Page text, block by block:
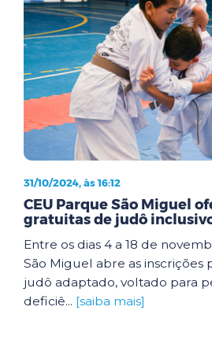
31/10/2024, às 16:12
CEU Parque São Miguel
gratuitas de judô
Entre os dias 4 a 18 de
São Miguel abre as inscrições
judô adaptado, voltado para
deficiê... [saiba mais]